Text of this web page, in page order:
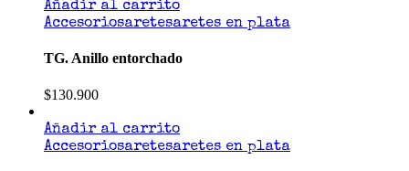
Añadir al carrito
Accesoriosaretesaretes en plata
TG. Anillo entorchado
$130.900
Añadir al carrito
Accesoriosaretesaretes en plata